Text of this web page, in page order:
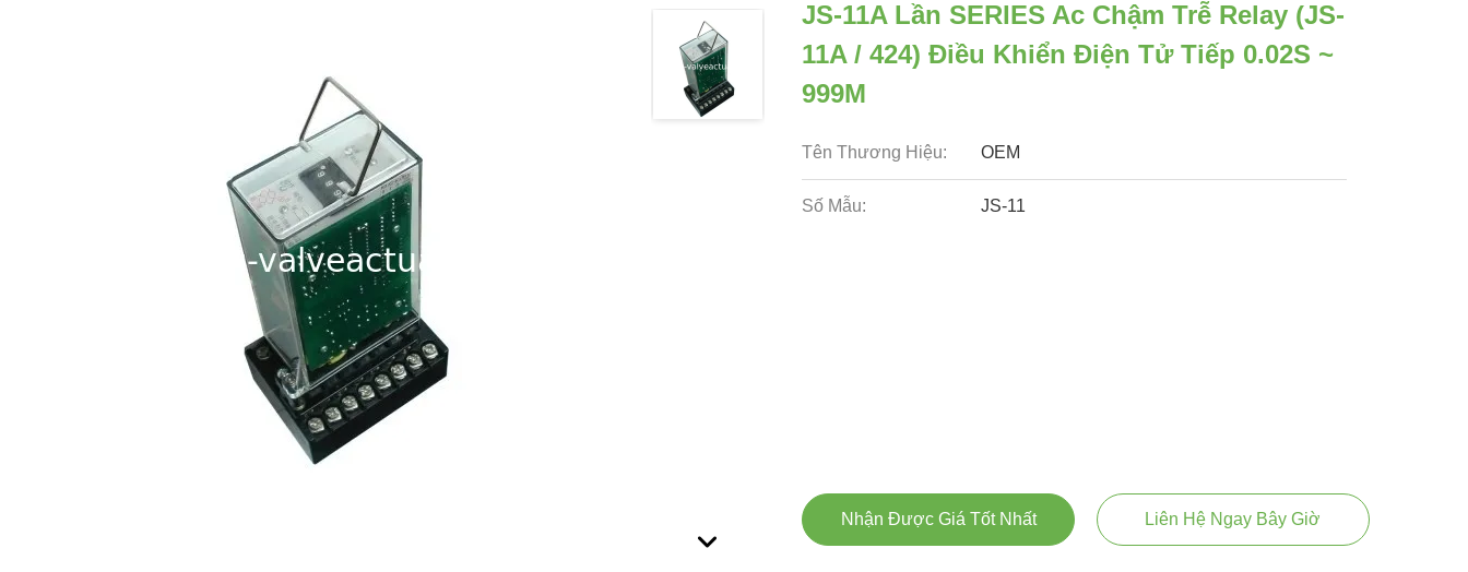
JS-11A Lần SERIES Ac Chậm Trễ Relay (JS-
11A / 424) Điều Khiển Điện Tử Tiếp 0.02S ~
999M
Tên Thương Hiệu: OEM
Số Mẫu: JS-11
Nhận Được Giá Tốt Nhất Liên Hệ Ngay Bây Giờ